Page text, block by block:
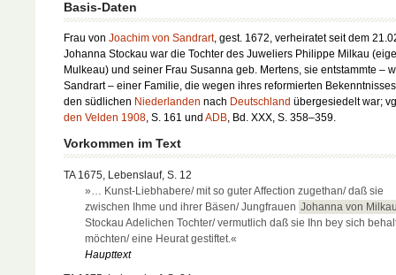
Basis-Daten
Frau von Joachim von Sandrart, gest. 1672, verheiratet seit dem
Johanna Stockau war die Tochter des Juweliers Philippe Milkau
Mulkeau) und seiner Frau Susanna geb. Mertens, sie entstammte –
Sandrart – einer Familie, die wegen ihres reformierten
den südlichen Niederlanden nach Deutschland übergesiedelt war;
den Velden 1908, S. 161 und ADB, Bd. XXX, S. 358–359.
Vorkommen im Text
TA 1675, Lebenslauf, S. 12
»… Kunst-Liebhabere/ mit so guter Affection zugethan/ daß sie
zwischen Ihme und ihrer Bäsen/ Jungfrauen Johanna von
Stockau Adelichen Tochter/ vermutlich daß sie Ihn bey sich
möchten/ eine Heurat gestiftet.«
Haupttext